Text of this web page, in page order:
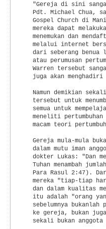
"Gereja di sini
Pdt. Michael Chua,
Gospel Church di
mereka dapat
menemukan dan
melalui internet
dari seberang benua
atau perumusan
Warren tersebut
juga akan menghadiri
Namun demikian
tersebut untuk
semua untuk
meneliti pertumbuhan
macam teori
Gereja mula-mula
dalam mutu iman
dokter Lukas: "Dan
Tuhan menambah
Para Rasul 2:47).
mereka "tiap-tiap
dan dalam kualitas
itu adalah "orang
sebelumnya bukanlah
ke gereja, bukan
sekali bukan anggota